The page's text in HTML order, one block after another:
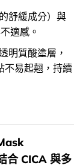
舒緩成分）與
適感。
明質酸塗層，
不易起翹，持續
合 CICA 與多